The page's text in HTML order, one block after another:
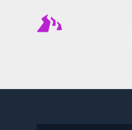
содержимому